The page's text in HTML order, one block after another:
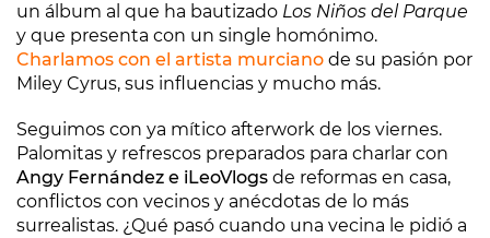
un álbum al que ha bautizado Los Niños del Parque
y que presenta con un single homónimo.
Charlamos con el artista murciano de su pasión por
Miley Cyrus, sus influencias y mucho más.
Seguimos con ya mítico afterwork de los viernes.
Palomitas y refrescos preparados para charlar con
Angy Fernández e iLeoVlogs de reformas en casa,
conflictos con vecinos y anécdotas de lo más
surrealistas. ¿Qué pasó cuando una vecina le pidió a